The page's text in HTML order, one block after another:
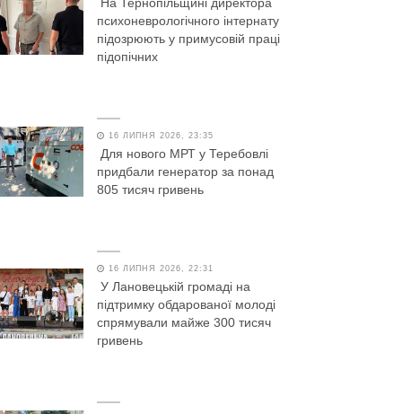
психоневрологічного інтернату
підозрюють у примусовій праці
підопічних
16 ЛИПНЯ 2026, 23:35
Для нового МРТ у Теребовлі
придбали генератор за понад
805 тисяч гривень
16 ЛИПНЯ 2026, 22:31
У Лановецькій громаді на
підтримку обдарованої молоді
спрямували майже 300 тисяч
гривень